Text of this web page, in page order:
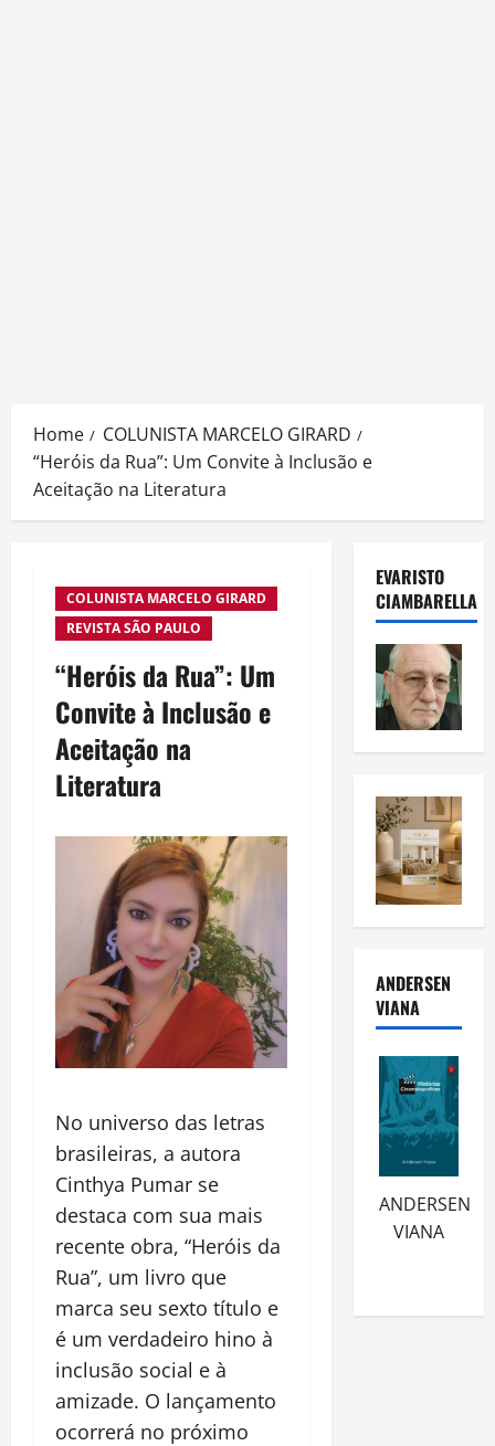
Home
COLUNISTA MARCELO GIRARD
“Heróis da Rua”: Um Convite à Inclusão e
Aceitação na Literatura
COLUNISTA MARCELO GIRARD
REVISTA SÃO PAULO
“Heróis da Rua”: Um
Convite à Inclusão e
Aceitação na
Literatura
No universo das letras
brasileiras, a autora
Cinthya Pumar se
destaca com sua mais
recente obra, “Heróis da
Rua”, um livro que
marca seu sexto título e
é um verdadeiro hino à
inclusão social e à
amizade. O lançamento
ocorrerá no próximo
EVARISTO
CIAMBARELLA
ANDERSEN
VIANA
ANDERSEN
VIANA